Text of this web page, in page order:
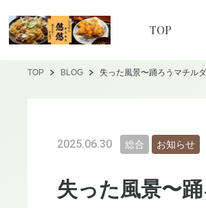
TOP
TOP BLOG 失った風景〜踊ろうマチル
2025.06.30 総合 お知らせ
失った風景〜